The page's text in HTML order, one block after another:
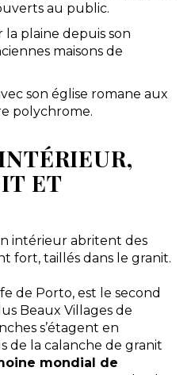
au public.
la plaine depuis son
maisons de
son église romane aux
polychrome.
ET
intérieur abritent des
fort, taillés dans le granit.
de Porto, est le second
Beaux Villages de
s’étagent en
de la calanche de granit
mondial de